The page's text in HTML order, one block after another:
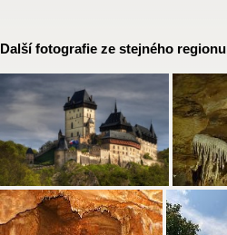
Další fotografie ze stejného regionu